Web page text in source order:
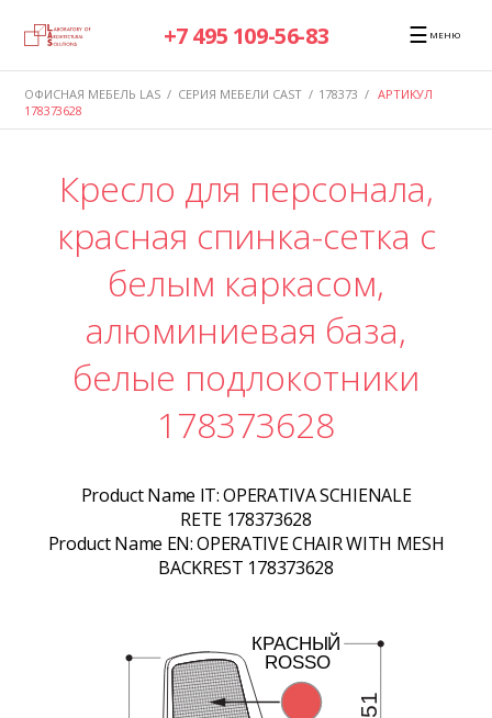
+7 495 109-56-83 ☰ МЕНЮ
ОФИСНАЯ МЕБЕЛЬ LAS / СЕРИЯ МЕБЕЛИ CAST / 178373 / АРТИКУЛ
178373628
Кресло для персонала,
красная спинка-сетка с
белым каркасом,
алюминиевая база,
белые подлокотники
178373628
Product Name IT:OPERATIVA SCHIENALE
RETE 178373628
Product Name EN:OPERATIVE CHAIR WITH MESH
BACKREST 178373628